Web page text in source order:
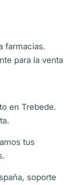
farmacias.
para la venta
en Trebede.
tus
soporte